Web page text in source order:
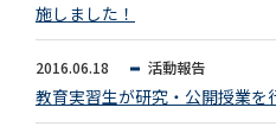
施しました！
2016.06.18 活動報告
教育実習生が研究・公開授業を